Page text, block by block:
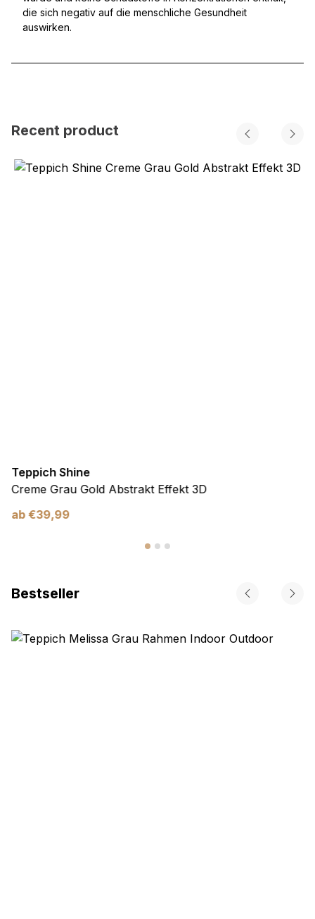
die sich negativ auf die menschliche Gesundheit
auswirken.
Recent product
Teppich Shine
Creme Grau Gold Abstrakt Effekt 3D
ab €39,99
Bestseller